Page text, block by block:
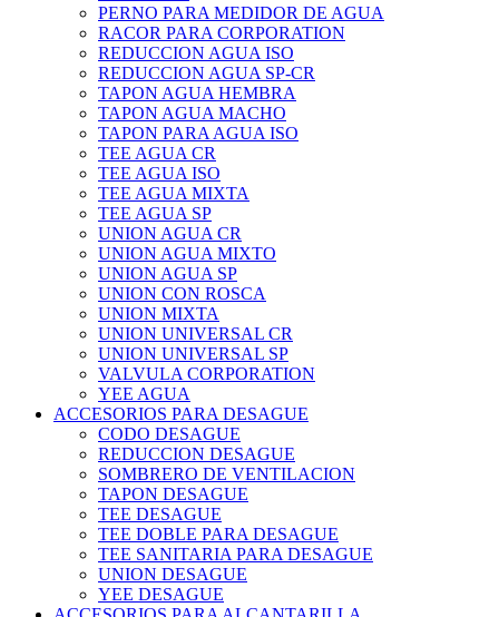
PERNO PARA MEDIDOR DE AGUA
RACOR PARA CORPORATION
REDUCCION AGUA ISO
REDUCCION AGUA SP-CR
TAPON AGUA HEMBRA
TAPON AGUA MACHO
TAPON PARA AGUA ISO
TEE AGUA CR
TEE AGUA ISO
TEE AGUA MIXTA
TEE AGUA SP
UNION AGUA CR
UNION AGUA MIXTO
UNION AGUA SP
UNION CON ROSCA
UNION MIXTA
UNION UNIVERSAL CR
UNION UNIVERSAL SP
VALVULA CORPORATION
YEE AGUA
ACCESORIOS PARA DESAGUE
CODO DESAGUE
REDUCCION DESAGUE
SOMBRERO DE VENTILACION
TAPON DESAGUE
TEE DESAGUE
TEE DOBLE PARA DESAGUE
TEE SANITARIA PARA DESAGUE
UNION DESAGUE
YEE DESAGUE